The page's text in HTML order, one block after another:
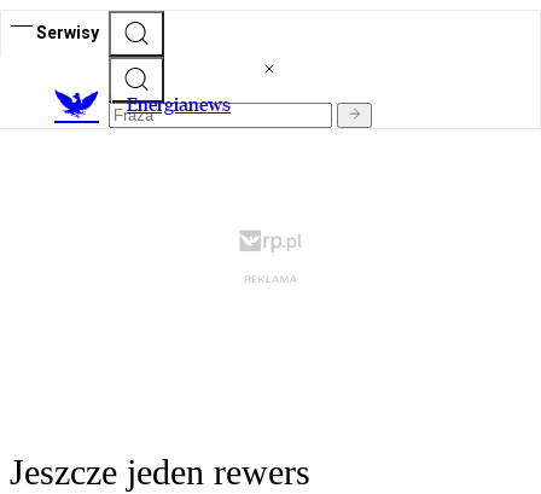
Serwisy
Energianews
Jeszcze jeden rewers